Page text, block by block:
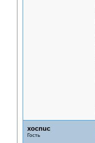
xocnuс
Гость